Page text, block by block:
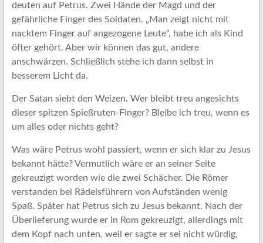
deuten auf Petrus. Zwei Hände der Magd und der
gefährliche Finger des Soldaten. „Man zeigt nicht mit
nacktem Finger auf angezogene Leute“, habe ich als Kind
öfter gehört. Aber wir können das gut, andere
anschwärzen. Schließlich stehe ich dann selbst in
besserem Licht da.
Der Satan siebt den Weizen. Wer bleibt treu angesichts
dieser spitzen Spießruten-Finger? Bleibe ich treu, wenn es
um alles oder nichts geht?
Was wäre Petrus wohl passiert, wenn er sich klar zu Jesus
bekannt hätte? Vermutlich wäre er an seiner Seite
gekreuzigt worden wie die zwei Schächer. Die Römer
verstanden bei Rädelsführern von Aufständen wenig
Spaß. Später hat Petrus sich zu Jesus bekannt. Nach der
Überlieferung wurde er in Rom gekreuzigt, allerdings mit
dem Kopf nach unten, weil er sagte er sei nicht würdig,